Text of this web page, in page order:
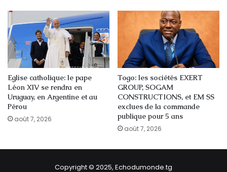
Eglise catholique: le pape
Léon XIV se rendra en
Uruguay, en Argentine et au
Pérou
août 7, 2026
Togo: les sociétés EXERT
GROUP, SOGAM
CONSTRUCTIONS, et EM SS
exclues de la commande
publique pour 5 ans
août 7, 2026
Copyright © 2025, Echodumonde.tg